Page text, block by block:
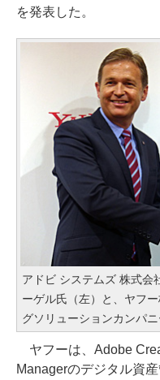
を発表した。
アドビ システムズ 株式
ーゲル氏（左）と、ヤフ
グソリューションカンパ
ヤフーは、Adobe
Managerのデジタル資